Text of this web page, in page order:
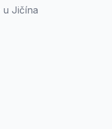
u Jičína